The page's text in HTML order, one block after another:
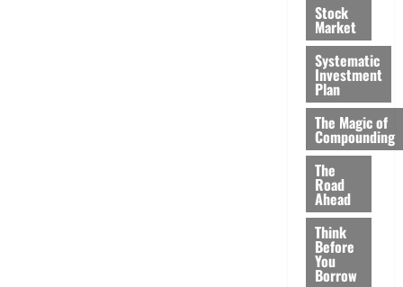
Stock
Market
Systematic
Investment
Plan
The Magic of
Compounding
The
Road
Ahead
Think
Before
You
Borrow